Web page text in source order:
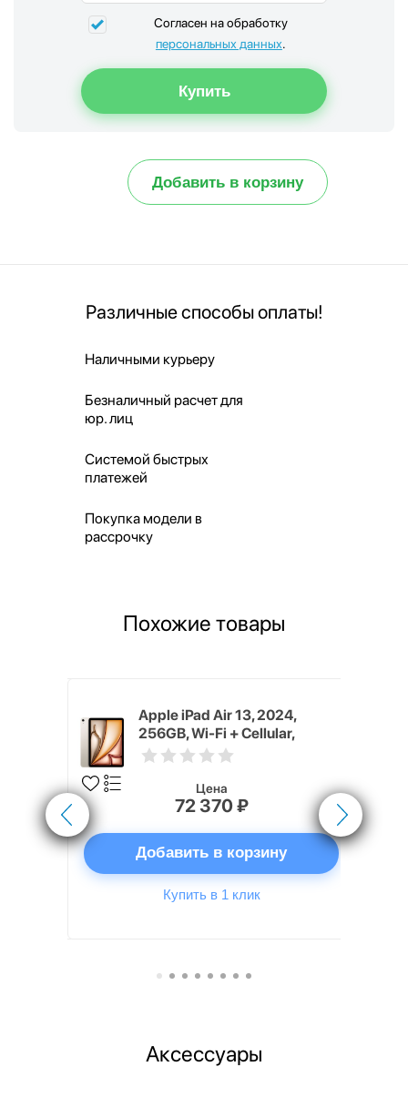
Согласен на обработку
персональных данных.
Добавить в корзину
Различные способы оплаты!
Наличными курьеру
Безналичный расчет для
юр. лиц
Системой быстрых
платежей
Покупка модели в
рассрочку
Похожие товары
Apple iPad Air 13, 2024,
256GB, Wi-Fi + Cellular,
Starlight
Цена
72 370 ₽
Добавить в корзину
Купить в 1 клик
Аксессуары